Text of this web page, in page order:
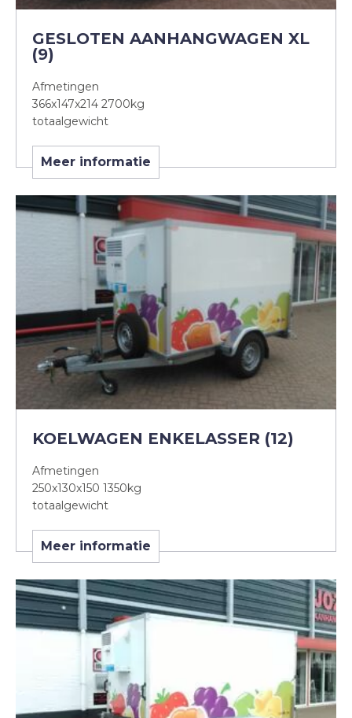
GESLOTEN AANHANGWAGEN XL
(9)
Afmetingen
366x147x214 2700kg
totaalgewicht
Meer informatie
KOELWAGEN ENKELASSER (12)
Afmetingen
250x130x150 1350kg
totaalgewicht
Meer informatie